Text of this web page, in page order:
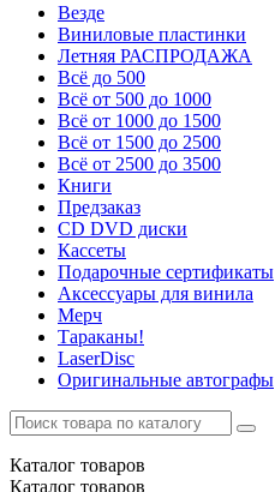
Везде
Виниловые пластинки
Летняя РАСПРОДАЖА
Всё до 500
Всё от 500 до 1000
Всё от 1000 до 1500
Всё от 1500 до 2500
Всё от 2500 до 3500
Книги
Предзаказ
CD DVD диски
Кассеты
Подарочные сертификаты
Аксессуары для винила
Мерч
Тараканы!
LaserDisc
Оригинальные автографы
Каталог товаров
Каталог товаров